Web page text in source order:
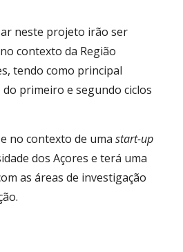
neste projeto irão ser
contexto da Região
tendo como principal
primeiro e segundo ciclos
no contexto de umastart-up
dos Açores e terá uma
as áreas de investigação